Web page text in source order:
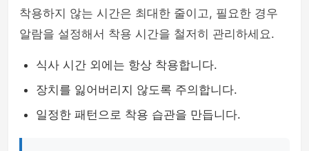
착용하지 않는 시간은 최대한 줄이고, 필요한 경우
알람을 설정해서 착용 시간을 철저히 관리하세요.
식사 시간 외에는 항상 착용합니다.
장치를 잃어버리지 않도록 주의합니다.
일정한 패턴으로 착용 습관을 만듭니다.